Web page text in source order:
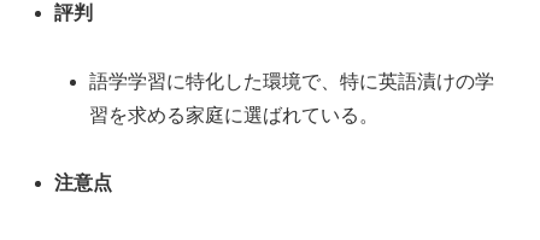
評判
語学学習に特化した環境で、特に英語漬けの学
習を求める家庭に選ばれている。
注意点